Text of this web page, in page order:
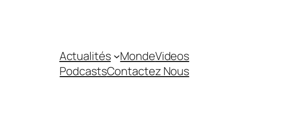
Actualités MondeVideos
PodcastsContactez Nous